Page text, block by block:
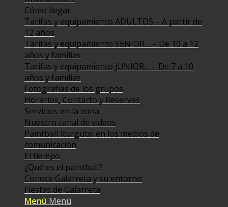
Cómo llegar
Tarifas y equipamiento ADULTOS – A partir de
12 años
Tarifas y equipamiento SENIOR… – De 10 a 12
años y familias
Tarifas y equipamiento JUNIOR… – De 7 a 10
años y familias
Fotografías de los grupos
Horarios, Contacto y Reservas
Servicios en la zona
Nuestro canal de videos
Paintball Iturgutxi en los medios de
comunicación
El tiempo
¿Qué es el paintball?
Conoce Galarreta y su entorno
Fiestas de Galarreta
Menú Menú